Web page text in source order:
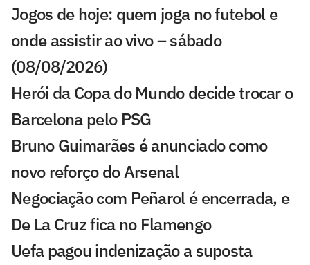
Jogos de hoje: quem joga no futebol e
onde assistir ao vivo – sábado
(08/08/2026)
Herói da Copa do Mundo decide trocar o
Barcelona pelo PSG
Bruno Guimarães é anunciado como
novo reforço do Arsenal
Negociação com Peñarol é encerrada, e
De La Cruz fica no Flamengo
Uefa pagou indenização a suposta